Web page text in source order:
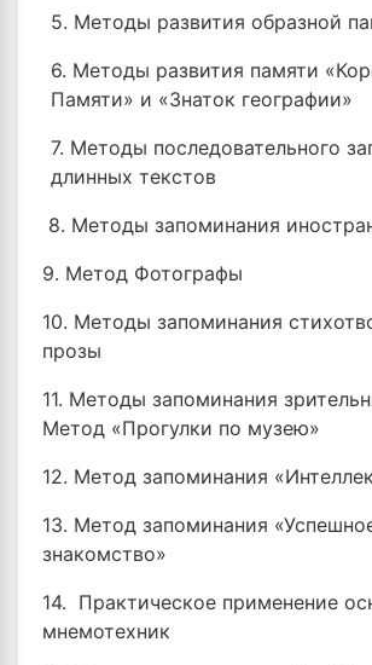
5. Методы развития образной
6. Методы развития памяти
Памяти» и «Знаток географии»
7. Методы последовательного
длинных текстов
8. Методы запоминания
9. Метод Фотографы
10. Методы запоминания
прозы
11. Методы запоминания
Метод «Прогулки по музею»
12. Метод запоминания
13. Метод запоминания
знакомство»
14. Практическое применение
мнемотехник